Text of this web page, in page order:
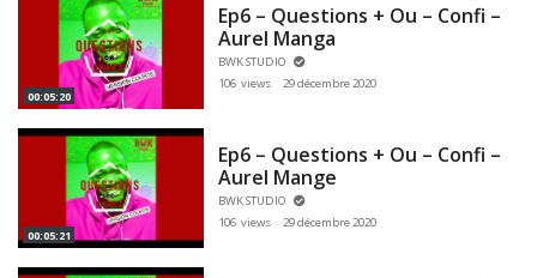
00:05:20
Ep6 – Questions + Ou – Confi –
Aurel Manga
BWK STUDIO
106 views
29 décembre 2020
00:05:21
Ep6 – Questions + Ou – Confi –
Aurel Mange
BWK STUDIO
106 views
29 décembre 2020